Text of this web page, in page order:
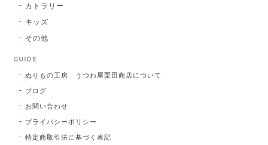
カトラリー
キッズ
その他
GUIDE
ぬりもの工房 うつわ屋栗田商店について
ブログ
お問い合わせ
プライバシーポリシー
特定商取引法に基づく表記